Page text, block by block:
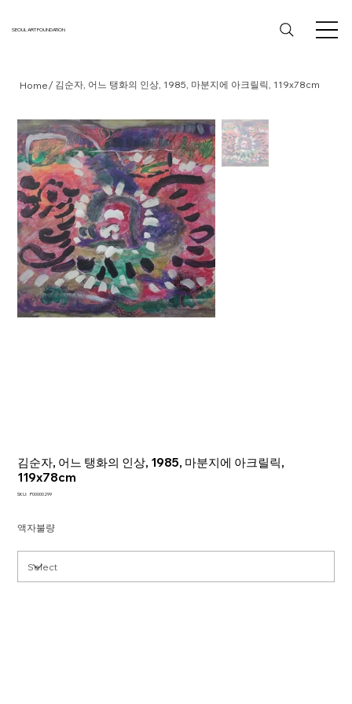
SEOUL ART FOUNDATION
Home/ 김순자, 어느 탱화의 인상, 1985, 마분지에 아크릴릭, 119x78cm
김순자, 어느 탱화의 인상, 1985, 마분지에 아크릴릭,
119x78cm
SKU: SKU
P00000299
액자불량